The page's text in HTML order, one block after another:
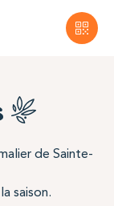
de Sainte-
saison.